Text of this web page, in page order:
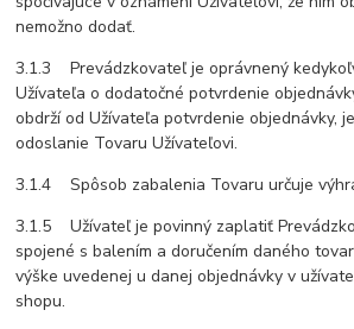
nemožno dodať.
3.1.3 Prevádzkovateľ je oprávnený
Užívateľa o dodatočné potvrdenie
obdrží od Užívateľa potvrdenie objednávky,
odoslanie Tovaru Užívateľovi.
3.1.4 Spôsob zabalenia Tovaru určuje
3.1.5 Užívateľ je povinný zaplatiť
spojené s balením a doručením daného
výške uvedenej u danej objednávky v
shopu.